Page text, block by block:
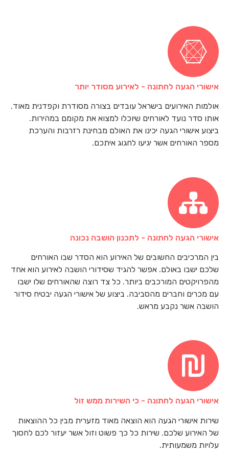
אישורי הגעה לחתונה - לאירוע מסודר יותר
אולמות האירועים בישראל עובדים בצורה מסודרת וקפדנית מאוד.
אותו סדר נועד לאורחים שיוכלו למצוא את מקומם במהירות.
ביצוע אישורי הגעה יכינו את האולם מבחינת רזרבות והערכת
מספר האורחים אשר יגיעו לחגוג איתכם.
אישורי הגעה לחתונה - לתכנון הושבה נכונה
בין המרכיבים החשובים של האירוע הוא הסדר שבו האורחים
שלכם ישבו באולם. אפשר להגיד שסידורי הושבה לאירוע הוא אחד
מהפרויקטים המורכבים ביותר. כל צד רוצה שהאורחים שלו ישבו
עם מכרים וחברים מהסביבה. ביצוע של אישורי הגעה יבטיח סידור
הושבה אשר נקבע מראש.
אישורי הגעה לחתונה - כי השירות ממש זול
שירות אישורי הגעה הוא הוצאה מאוד מזערית מבין כל ההוצאות
של האירוע שלכם. שירות כל כך פשוט וזול אשר יעזור לכם לחסוך
עלויות משמעותית.